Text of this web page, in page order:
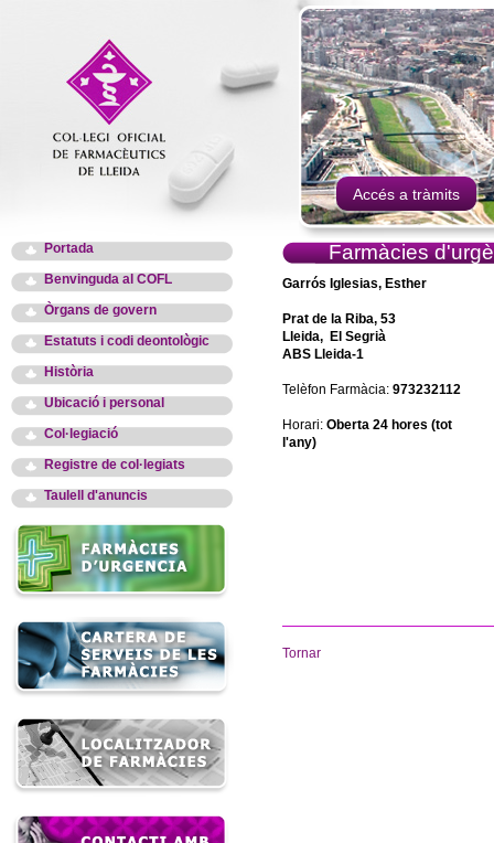
Accés a tràmits
Portada
Benvinguda al COFL
Òrgans de govern
Estatuts i codi deontològic
Història
Ubicació i personal
Col·legiació
Registre de col·legiats
Taulell d'anuncis
Farmàcies
Garrós Iglesias, Esther
Prat de la Riba, 53
Lleida, El Segrià
ABS Lleida-1
Telèfon Farmàcia: 973232112
Horari: Oberta 24 hores (tot
l'any)
Tornar